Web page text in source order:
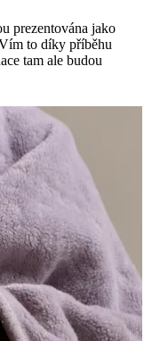
prezentována jako
to díky příběhu
tam ale budou